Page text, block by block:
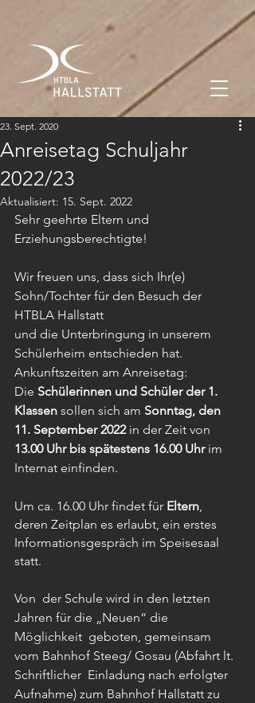
Anreisetag Schuljahr
2022/23
23. Sept. 2020
Aktualisiert: 15. Sept. 2022
Sehr geehrte Eltern und
Erziehungsberechtigte!
Wir freuen uns, dass sich Ihr(e)
Sohn/Tochter für den Besuch der
HTBLA Hallstatt
und die Unterbringung in unserem
Schülerheim entschieden hat.
Ankunftszeiten am Anreisetag:
Die Schülerinnen und Schüler der 1.
Klassen sollen sich am Sonntag, den
11. September 2022 in der Zeit von
13.00 Uhr bis spätestens 16.00 Uhr im
Internat einfinden.
Um ca. 16.00 Uhr findet für Eltern,
deren Zeitplan es erlaubt, ein erstes
Informationsgespräch im Speisesaal
statt.
Von  der Schule wird in den letzten
Jahren für die „Neuen“ die
Möglichkeit  geboten, gemeinsam
vom Bahnhof Steeg/ Gosau (Abfahrt lt.
Schriftlicher  Einladung nach erfolgter
Aufnahme) zum Bahnhof Hallstatt zu